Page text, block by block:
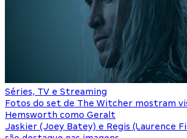
Séries, TV e Streaming
Fotos do set de The Witcher mostram
Hemsworth como Geralt
Jaskier (Joey Batey) e Regis (Laurence